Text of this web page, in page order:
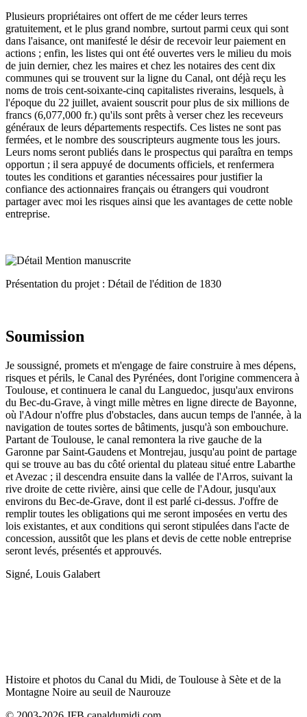
Plusieurs propriétaires ont offert de me céder leurs terres
gratuitement, et le plus grand nombre, surtout parmi ceux qui sont
dans l'aisance, ont manifesté le désir de recevoir leur paiement en
actions ; enfin, les listes qui ont été ouvertes vers le milieu du mois
de juin dernier, chez les maires et chez les notaires des cent dix
communes qui se trouvent sur la ligne du Canal, ont déjà reçu les
noms de trois cent-soixante-cinq capitalistes riverains, lesquels, à
l'époque du 22 juillet, avaient souscrit pour plus de six millions de
francs (6,077,000 fr.) qu'ils sont prêts à verser chez les receveurs
généraux de leurs départements respectifs. Ces listes ne sont pas
fermées, et le nombre des souscripteurs augmente tous les jours.
Leurs noms seront publiés dans le prospectus qui paraîtra en temps
opportun ; il sera appuyé de documents officiels, et renfermera
toutes les conditions et garanties nécessaires pour justifier la
confiance des actionnaires français ou étrangers qui voudront
partager avec moi les risques ainsi que les avantages de cette noble
entreprise.
Présentation du projet : Détail de l'édition de 1830
Soumission
Je soussigné, promets et m'engage de faire construire à mes dépens,
risques et périls, le Canal des Pyrénées, dont l'origine commencera à
Toulouse, et continuera le canal du Languedoc, jusqu'aux environs
du Bec-du-Grave, à vingt mille mètres en ligne directe de Bayonne,
où l'Adour n'offre plus d'obstacles, dans aucun temps de l'année, à la
navigation de toutes sortes de bâtiments, jusqu'à son embouchure.
Partant de Toulouse, le canal remontera la rive gauche de la
Garonne par Saint-Gaudens et Montrejau, jusqu'au point de partage
qui se trouve au bas du côté oriental du plateau situé entre Labarthe
et Avezac ; il descendra ensuite dans la vallée de l'Arros, suivant la
rive droite de cette rivière, ainsi que celle de l'Adour, jusqu'aux
environs du Bec-de-Grave, dont il est parlé ci-dessus. J'offre de
remplir toutes les obligations qui me seront imposées en vertu des
lois existantes, et aux conditions qui seront stipulées dans l'acte de
concession, aussitôt que les plans et devis de cette noble entreprise
seront levés, présentés et approuvés.
Signé, Louis Galabert
Histoire et photos du Canal du Midi, de Toulouse à Sète et de la
Montagne Noire au seuil de Naurouze